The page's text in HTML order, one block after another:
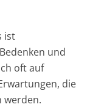
ist
und
oft auf
die
werden.